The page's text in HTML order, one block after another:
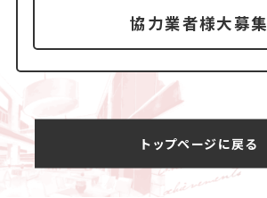
協力業者様大募集
トップページに戻る